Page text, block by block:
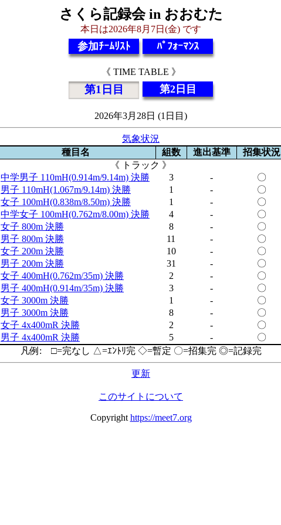
さくら記録会 in おおむた
本日は2026年8月7日(金) です
参加ﾁｰﾑﾘｽﾄ ﾊﾟﾌｫｰﾏﾝｽ
《 TIME TABLE 》
第1日目 第2日目
2026年3月28日 (1日目)
気象状況
種目名 組数 進出基準 招集状況
《 トラック 》
中学男子 110mH(0.914m/9.14m) 決勝 3 - 〇
男子 110mH(1.067m/9.14m) 決勝 1 - 〇
女子 100mH(0.838m/8.50m) 決勝 1 - 〇
中学女子 100mH(0.762m/8.00m) 決勝 4 - 〇
女子 800m 決勝 8 - 〇
男子 800m 決勝 11 - 〇
女子 200m 決勝 10 - 〇
男子 200m 決勝 31 - 〇
女子 400mH(0.762m/35m) 決勝 2 - 〇
男子 400mH(0.914m/35m) 決勝 3 - 〇
女子 3000m 決勝 1 - 〇
男子 3000m 決勝 8 - 〇
女子 4x400mR 決勝 2 - 〇
男子 4x400mR 決勝 5 - 〇
凡例: □=完なし △=ｴﾝﾄﾘ完 ◇=暫定 〇=招集完 ◎=記録完
更新
このサイトについて
Copyright https://meet7.org